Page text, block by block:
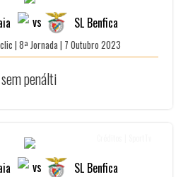
vs SL Benfica
| 8ª Jornada | 7 Outubro 2023
penálti
vs SL Benfica